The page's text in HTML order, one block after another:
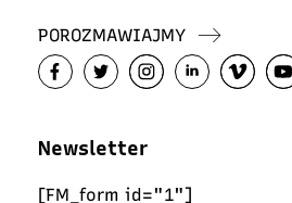
POROZMAWIAJMY
Newsletter
[FM_form id="1"]